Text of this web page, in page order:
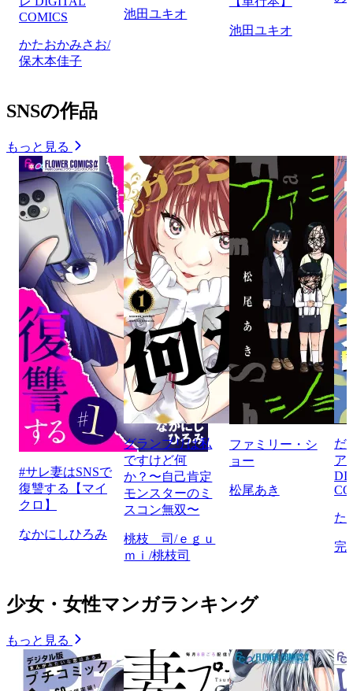
COMICS
かたおかみさお/
保木本佳子
池田ユキオ
池田ユキオ
SNSの作品
もっと見る
#サレ妻はSNSで
復讐する【マイ
クロ】
なかにしひろみ
グランプリは私
ですけど何
か？〜自己肯定
モンスターのミ
スコン無双〜
桃枝 司/ｅｇｕ
ｍｉ/桃枝司
ファミリー・シ
ョー
松尾あき
だ
ア
た
完
少女・女性マンガランキング
もっと見る